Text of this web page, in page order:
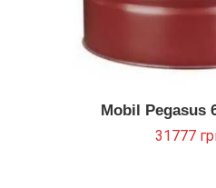
Mobil Pegasus
31777